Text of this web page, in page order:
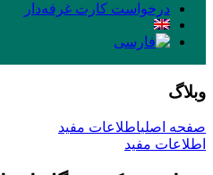
درخواست کارت غرفه‌دار
وبلاگ
صفحه اصلیاطلاعات مفید
اطلاعات مفید